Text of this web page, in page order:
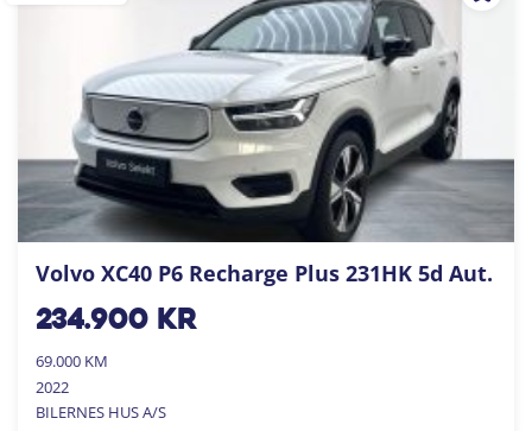
Volvo XC40 P6 Recharge Plus 231HK 5d Aut.
234.900kr
69.000 KM
2022
BILERNES HUS A/S